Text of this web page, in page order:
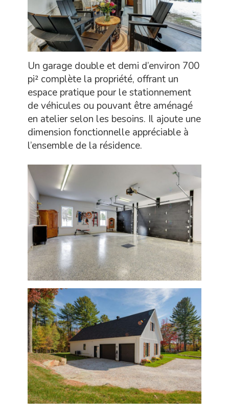
Un garage double et demi d’environ 700
pi² complète la propriété, offrant un
espace pratique pour le stationnement
de véhicules ou pouvant être aménagé
en atelier selon les besoins. Il ajoute une
dimension fonctionnelle appréciable à
l’ensemble de la résidence.